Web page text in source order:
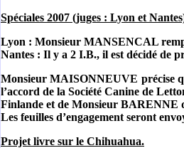
Spéciales 2007 (juges : Lyon et
Lyon : Monsieur MANSENCAL
Nantes : Il y a 2 I.B., il est décidé de
Monsieur MAISONNEUVE précise
l’accord de la Société Canine de
Finlande et de Monsieur BARENNE
Les feuilles d’engagement seront
Projet livre sur le Chihuahua.